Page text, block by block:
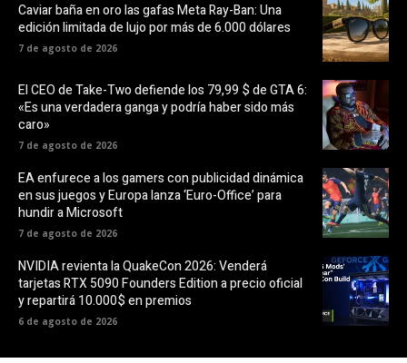
Caviar baña en oro las gafas Meta Ray-Ban: Una
edición limitada de lujo por más de 6.000 dólares
7 de agosto de 2026
El CEO de Take-Two defiende los 79,99 $ de GTA 6:
«Es una verdadera ganga y podría haber sido más
caro»
7 de agosto de 2026
EA enfurece a los gamers con publicidad dinámica
en sus juegos y Europa lanza ‘Euro-Office’ para
hundir a Microsoft
7 de agosto de 2026
NVIDIA revienta la QuakeCon 2026: Venderá
tarjetas RTX 5090 Founders Edition a precio oficial
y repartirá 10.000$ en premios
6 de agosto de 2026